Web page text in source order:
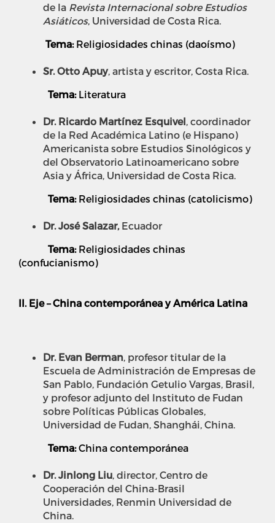
de la Revista Internacional sobre Estudios
Asiáticos, Universidad de Costa Rica.
Tema: Religiosidades chinas (daoísmo)
Sr. Otto Apuy, artista y escritor, Costa Rica.
Tema:Literatura
Dr. Ricardo Martínez Esquivel, coordinador
de la Red Académica Latino (e Hispano)
Americanista sobre Estudios Sinológicos y
del Observatorio Latinoamericano sobre
Asia y África, Universidad de Costa Rica.
Tema:Religiosidades chinas (catolicismo)
Dr. José Salazar,Ecuador
Tema:Religiosidades chinas
(confucianismo)
II. Eje – China contemporánea y América Latina
Dr. Evan Berman, profesor titular de la
Escuela de Administración de Empresas de
San Pablo, Fundación Getulio Vargas, Brasil,
y profesor adjunto del Instituto de Fudan
sobre Políticas Públicas Globales,
Universidad de Fudan, Shanghái, China.
Tema:China contemporánea
Dr. Jinlong Liu, director, Centro de
Cooperación del China-Brasil
Universidades, Renmin Universidad de
China.